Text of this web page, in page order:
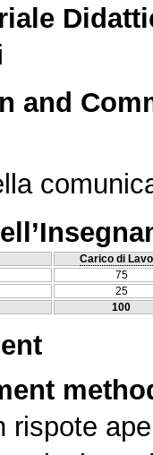
and
Carico di
75
25
100
rispote